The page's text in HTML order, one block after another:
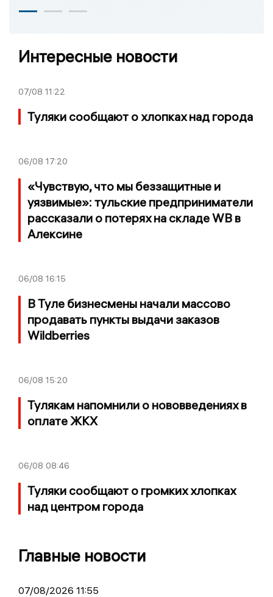
Интересные новости
07/08 11:22
Туляки сообщают о хлопках над города
06/08 17:20
«Чувствую, что мы беззащитные и
уязвимые»: тульские предприниматели
рассказали о потерях на складе WB в
Алексине
06/08 16:15
В Туле бизнесмены начали массово
продавать пункты выдачи заказов
Wildberries
06/08 15:20
Тулякам напомнили о нововведениях в
оплате ЖКХ
06/08 08:46
Туляки сообщают о громких хлопках
над центром города
Главные новости
07/08/2026 11:55